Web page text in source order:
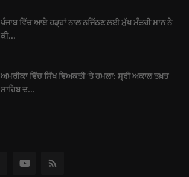
ਪੰਜਾਬ ਵਿੱਚ ਆਏ ਹੜ੍ਹਾਂ ਨਾਲ ਨਜਿੱਠਣ ਲਈ ਮੁੱਖ ਮੰਤਰੀ ਮਾਨ ਨੇ
ਕੀ...
ਅਮਰੀਕਾ ਵਿੱਚ ਸਿੱਖ ਵਿਅਕਤੀ ’ਤੇ ਹਮਲਾ: ਸ੍ਰੀ ਅਕਾਲ ਤਖ਼ਤ
ਸਾਹਿਬ ਦ...